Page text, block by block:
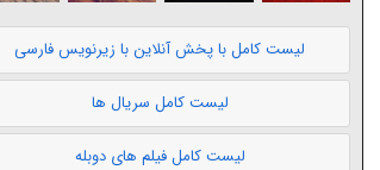
لیست کامل با پخش آنلاین با زیرنویس فارسی
لیست کامل سریال ها
لیست کامل فیلم های دوبله